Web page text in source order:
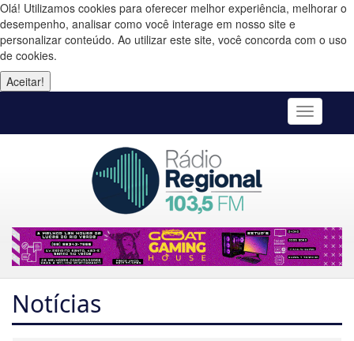
Olá! Utilizamos cookies para oferecer melhor experiência, melhorar o
desempenho, analisar como você interage em nosso site e
personalizar conteúdo. Ao utilizar este site, você concorda com o uso
de cookies.
Aceitar!
Toggle
Notícias